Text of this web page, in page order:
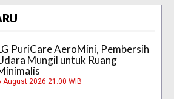
PuriCare AeroMini, Pembersih
Mungil untuk Ruang
August 2026 21:00 WIB